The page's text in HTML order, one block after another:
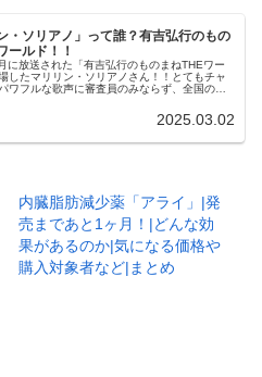
・ソリアノ」って誰？有吉弘行のもの
ールド！！
に放送された「有吉弘行のものまねTHEワー
したマリリン・ソリアノさん！！とてもチャ
ワフルな歌声に審査員のみならず、全国の視
2025.03.02
内臓脂肪減少薬「アライ」|発
売まであと1ヶ月！|どんな効
果があるのか|気になる価格や
購入対象者など|まとめ